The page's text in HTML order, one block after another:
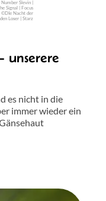
Slevin |
Signal | Focus
©DIe Nacht der
Loser | Starz
unserere
es nicht in die
immer wieder ein